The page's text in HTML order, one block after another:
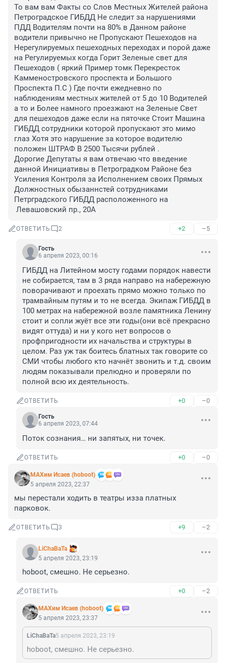
То вам вам Факты со Слов Местных Жителей района
Петроградское ГИБДД Не следит за нарушениями
ПДД Водителям почти на 80% в Данном районе
водители привычно не Пропускают Пешеходов на
Нерегулируемых пешеходных переходах и порой даже
на Регулируемых когда Горит Зеленые свет для
Пешеходов ( яркий Пример томк Перекресток
Камменостровского проспекта и Большого
Проспекта П.С ) Где почти ежедневно по
наблюдениям местных жителей от 5 до 10 Водителей
а то и Более намного проезжают на Зеленые Свет
для пешеходов даже если на пяточке Стоит Машина
ГИБДД сотрудники которой пропускают это мимо
глаз Хотя это нарушение за которое водителю
положен ШТРАФ В 2500 Тысячи рублей .
Дорогие Депутаты я вам отвечаю что введение
данной Инициативы в Петроградком Районе без
Усиления Контроля за Исполнением своих Прямых
Должностных обызаннстей сотрудниками
Петрградского ГИБДД расположенного на
Левашовский пр., 20А
ОТВЕТИТЬ 2 +2 –5
Гость
6 апреля 2023, 00:16
ГИБДД на Литейном мосту годами порядок навести
не собирается, там в 3 ряда направо на набережную
поворачивают и проехать прямо можно только по
трамвайным путям и то не всегда. Экипаж ГИБДД в
100 метрах на набережной возле памятника Ленину
стоит и сопли жуёт все эти годы(они всё прекрасно
видят оттуда) и ни у кого нет вопросов о
профпригодности их начальства и структуры в
целом. Раз уж так боитесь блатных так говорите со
СМИ чтобы любого кто начнёт звонить и т.д. своим
людям показывали прелюдно и проверяли по
полной всю их деятельность.
ОТВЕТИТЬ +0 –0
Гость
6 апреля 2023, 07:44
Поток сознания… ни запятых, ни точек.
ОТВЕТИТЬ +0 –0
МАХим Исаев (hoboot)
5 апреля 2023, 22:37
мы перестали ходить в театры изза платных
парковок.
ОТВЕТИТЬ 3 +9 –2
LiChaBaTa
5 апреля 2023, 23:19
hoboot, смешно. Не серьезно.
ОТВЕТИТЬ +0 –2
МАХим Исаев (hoboot)
5 апреля 2023, 23:37
LiChaBaTa5 апреля 2023, 23:19
hoboot, смешно. Не серьезно.